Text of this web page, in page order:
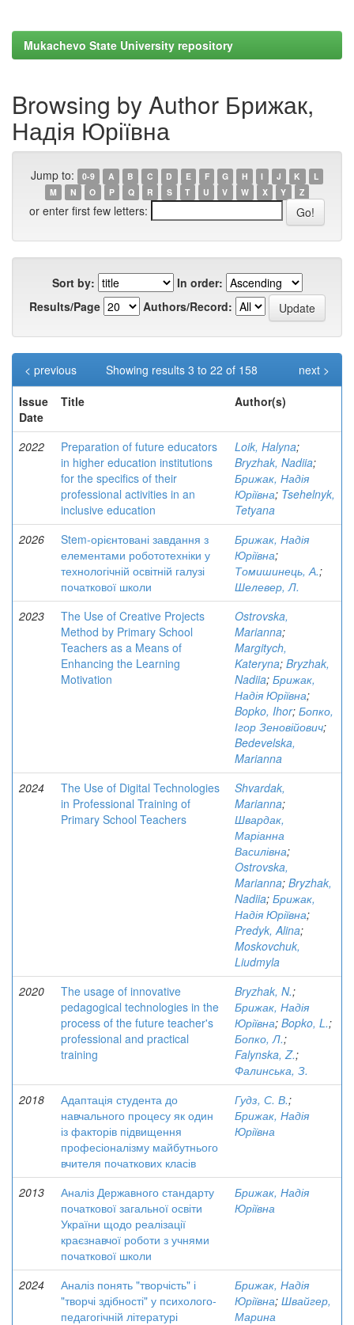
Mukachevo State University repository
Browsing by Author Брижак,
Надія Юріївна
Jump to: 0-9 A B C D E F G H I J K
L
M
N O P Q R S T U V W X Y Z
or enter first few letters:
Sort by:
In order:
Results/Page
Authors/Record:
Showing results 3 to 22 of 158
< previous
next >
Issue
Date
Title Author(s)
2022
Preparation of future educators
in higher education institutions
for the specifics of their
professional activities in an
inclusive education
Loik, Halyna;
Bryzhak, Nadiia;
Брижак, Надія
Юріївна; Tsehelnyk,
Tetyana
2026
Stem-орієнтовані завдання з
елементами робототехніки у
технологічній освітній галузі
початкової школи
Брижак, Надія
Юріївна;
Томишинець, А.;
Шелевер, Л.
2023
The Use of Creative Projects
Method by Primary School
Teachers as a Means of
Enhancing the Learning
Motivation
Ostrovska,
Marianna;
Margitych,
Kateryna; Bryzhak,
Nadiia; Брижак,
Надія Юріївна;
Bopko, Ihor; Бопко,
Ігор Зеновійович;
Bedevelska,
Marianna
2024
The Use of Digital Technologies
in Professional Training of
Primary School Teachers
Shvardak,
Marianna;
Швардак,
Маріанна
Василівна;
Ostrovska,
Marianna; Bryzhak,
Nadiia; Брижак,
Надія Юріївна;
Predyk, Alina;
Moskovchuk,
Liudmyla
2020
The usage of innovative
pedagogical technologies in the
process of the future teacher's
professional and practical
training
Bryzhak, N.;
Брижак, Надія
Юріївна; Bopko, L.;
Бопко, Л.;
Falynska, Z.;
Фалинська, З.
2018
Адаптація студента до
навчального процесу як один
із факторів підвищення
професіоналізму майбутнього
вчителя початкових класів
Гудз, С. В.;
Брижак, Надія
Юріївна
2013
Аналіз Державного стандарту
початкової загальної освіти
України щодо реалізації
краєзнавчої роботи з учнями
початкової школи
Брижак, Надія
Юріївна
2024
Аналіз понять "творчість" і
"творчі здібності" у психолого-
педагогічній літературі
Брижак, Надія
Юріївна; Швайгер,
Марина